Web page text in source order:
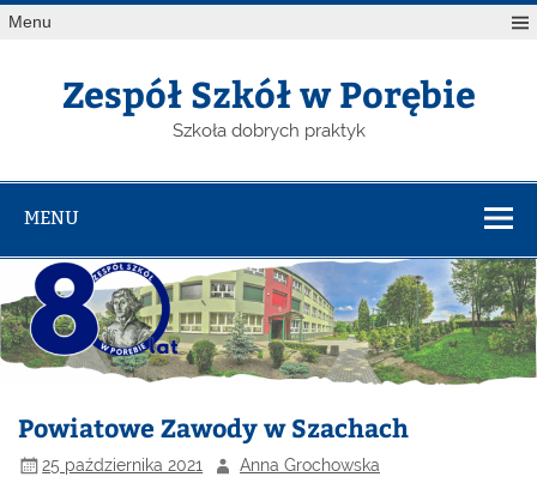
Menu
Zespół Szkół w Porębie
Szkoła dobrych praktyk
MENU
Powiatowe Zawody w Szachach
25 października 2021 Anna Grochowska